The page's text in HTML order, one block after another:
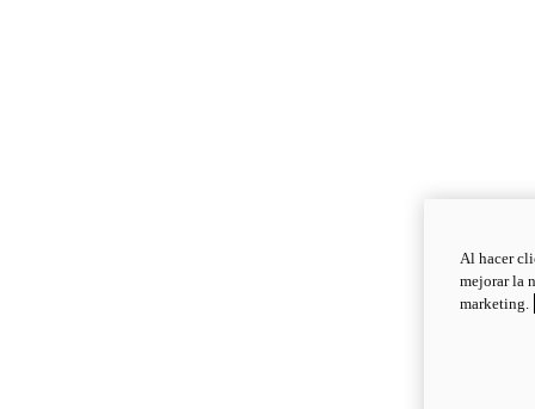
Al hacer
mejorar la
marketing.